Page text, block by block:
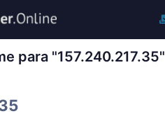
para "157.240.217.35"